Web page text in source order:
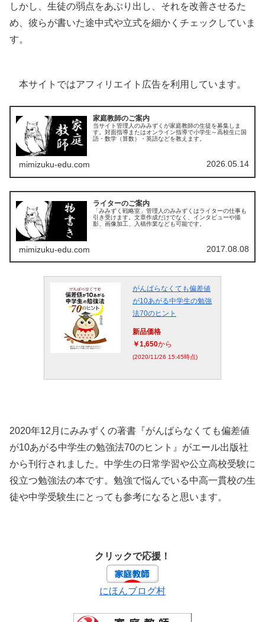
しかし、生徒の弱点をあぶり出し、それを改善させるた
め、彼らが書いた途中式や立式を細かくチェックしていま
す。
本サイトではアフィリエイト広告を利用しています。
家庭教師のご案内
当サイト管理人のみみずくが家庭教師の生徒を募集しま
す。対面指導またはオンライン指導で小学生～高校生に国
語・数学（算数）・英語などを教えます。
mimizuku-edu.com 2026.05.14
ライターのご案内
「みみずく戦略室」管理人のみみずくはライターの仕事も
引き受けます。文章作成だけでなく、インタビューや撮
影、画像加工、入稿作業なども可能です。
mimizuku-edu.com 2017.08.08
がんばらなくても偏差値
が10あがる中学生の勉強
法70のヒント
新品価格
￥1,650から
(2020/11/26 15:45時点)
2020年12月にみみずくの著書『がんばらなくても偏差値
が10あがる中学生の勉強法70のヒント』がエール出版社
から刊行されました。中学生の日常学習や公立高校受験に
役立つ勉強法の本です。勉強で悩んでいる中高一貫校の生
徒や中学受験生にとっても参考になると思います。
クリックで応援！
にほんブログ村